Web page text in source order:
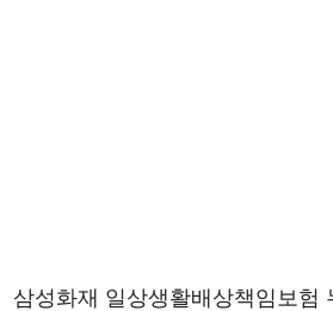
삼성화재 일상생활배상책임보험